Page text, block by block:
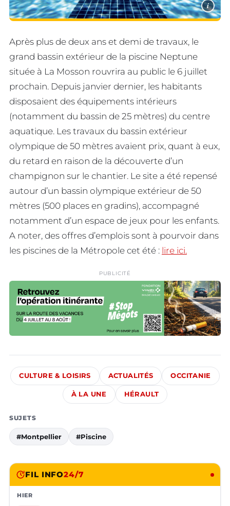
i
Après plus de deux ans et demi de travaux, le
grand bassin extérieur de la piscine Neptune
située à La Mosson rouvrira au public le 6 juillet
prochain. Depuis janvier dernier, les habitants
disposaient des équipements intérieurs
(notamment du bassin de 25 mètres) du centre
aquatique. Les travaux du bassin extérieur
olympique de 50 mètres avaient prix, quant à eux,
du retard en raison de la découverte d’un
champignon sur le chantier. Le site a été repensé
autour d’un bassin olympique extérieur de 50
mètres (500 places en gradins), accompagné
notamment d’un espace de jeux pour les enfants.
A noter, des offres d’emplois sont à pourvoir dans
les piscines de la Métropole cet été : lire ici.
PUBLICITÉ
CULTURE & LOISIRS ACTUALITÉS OCCITANIE
À LA UNE HÉRAULT
SUJETS
#Montpellier #Piscine
FIL INFO24/7
HIER